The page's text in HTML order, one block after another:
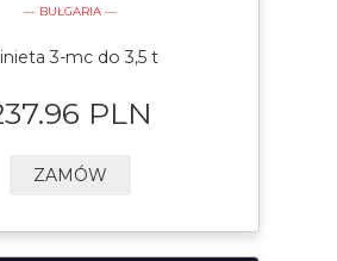
— BUŁGARIA —
3-mc do 3,5 t
PLN
ZAMÓW